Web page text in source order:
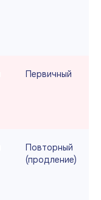
Первичный
Повторный
(продление)